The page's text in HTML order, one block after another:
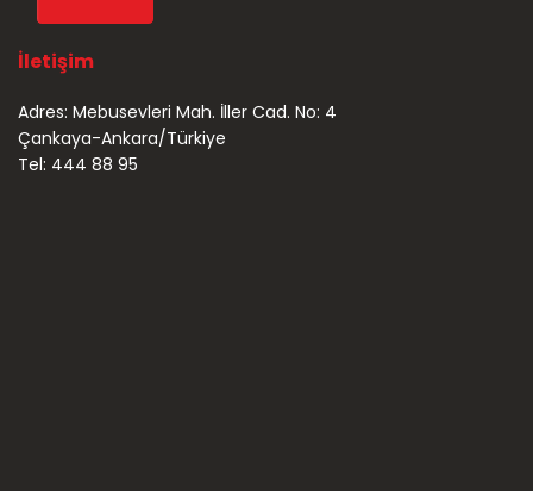
İletişim
Adres: Mebusevleri Mah. İller Cad. No: 4
Çankaya-Ankara/Türkiye
Tel: 444 88 95